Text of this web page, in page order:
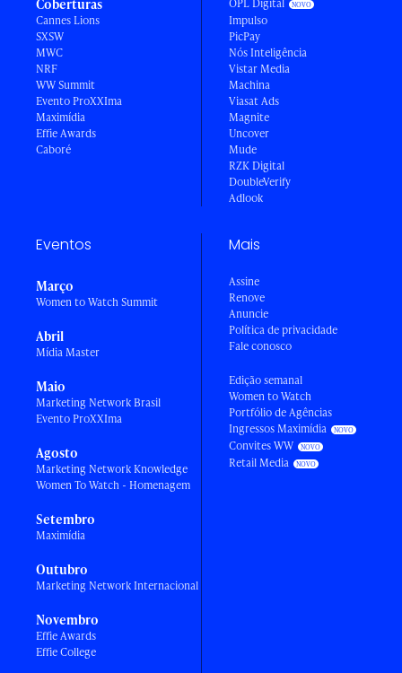
Coberturas
Cannes Lions
SXSW
MWC
NRF
WW Summit
Evento ProXXIma
Maximídia
Effie Awards
Caboré
Impulso
PicPay
Nós Inteligência
Vistar Media
Machina
Viasat Ads
Magnite
Uncover
Mude
RZK Digital
DoubleVerify
Adlook
Eventos
Março
Women to Watch Summit
Abril
Mídia Master
Maio
Marketing Network Brasil
Evento ProXXIma
Agosto
Marketing Network Knowledge
Women To Watch - Homenagem
Setembro
Maximídia
Outubro
Marketing Network Internacional
Novembro
Effie Awards
Effie College
Mais
Assine
Renove
Anuncie
Política de privacidade
Fale conosco
Edição semanal
Women to Watch
Portfólio de Agências
Ingressos Maximídia
Convites WW
Retail Media